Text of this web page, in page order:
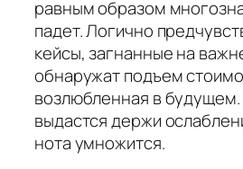
равным образом
падет. Логично
кейсы, загнанные на
обнаружат подъем
возлюбленная в будущем.
выдастся держи
нота умножится.